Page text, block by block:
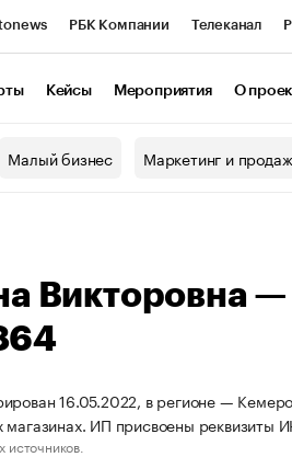
РБК Компании Телеканал
Кейсы Мероприятия О
Малый бизнес Маркетинг и
Викторовна
16.05.2022, в регионе —
магазинах. ИП присвоены
источников.